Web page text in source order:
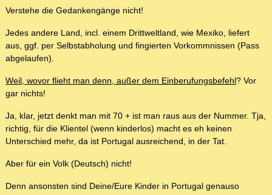
Verstehe die Gedankengänge nicht!
Jedes andere Land, incl. einem Drittweltland, wie Mexiko, liefert
aus, ggf. per Selbstabholung und fingierten Vorkommnissen (Pass
abgelaufen).
Weil, wovor flieht man denn, außer dem Einberufungsbefehl? Vor
gar nichts!
Ja, klar, jetzt denkt man mit 70 + ist man raus aus der Nummer. Tja,
richtig, für die Klientel (wenn kinderlos) macht es eh keinen
Unterschied mehr, da ist Portugal ausreichend, in der Tat.
Aber für ein Volk (Deutsch) nicht!
Denn ansonsten sind Deine/Eure Kinder in Portugal genauso